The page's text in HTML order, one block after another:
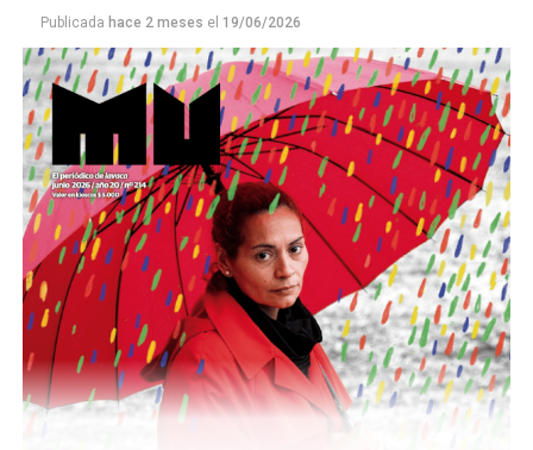
Este número 215 de MU ☝️viene con doble tapa, que
podría ser una frase:
Sin chamuyo, a remarla.
Descargar la Mu en PDF
Publicada hace 2 meses el 19/06/2026